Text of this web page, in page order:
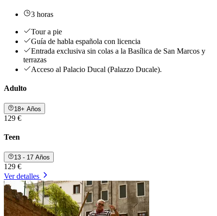
3 horas
Tour a pie
Guía de habla española con licencia
Entrada exclusiva sin colas a la Basílica de San Marcos y
terrazas
Acceso al Palacio Ducal (Palazzo Ducale).
Adulto
18+ Años
129 €
Teen
13 - 17 Años
129 €
Ver detalles